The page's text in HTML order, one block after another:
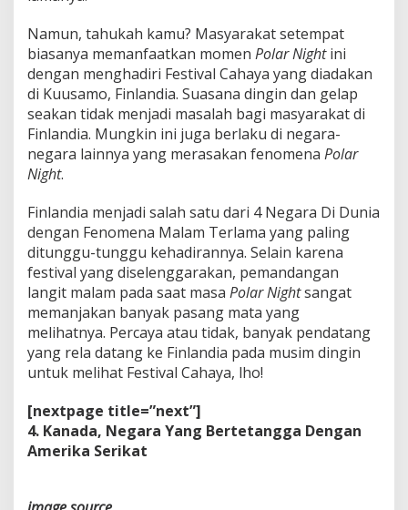
Namun, tahukah kamu? Masyarakat setempat
biasanya memanfaatkan momen Polar Nightini
dengan menghadiri Festival Cahaya yang diadakan
di Kuusamo, Finlandia. Suasana dingin dan gelap
seakan tidak menjadi masalah bagi masyarakat di
Finlandia. Mungkin ini juga berlaku di negara-
negara lainnya yang merasakan fenomena Polar
Night.
Finlandia menjadi salah satu dari 4 Negara Di Dunia
dengan Fenomena Malam Terlama yang paling
ditunggu-tunggu kehadirannya. Selain karena
festival yang diselenggarakan, pemandangan
langit malam pada saat masa Polar Nightsangat
memanjakan banyak pasang mata yang
melihatnya. Percaya atau tidak, banyak pendatang
yang rela datang ke Finlandia pada musim dingin
untuk melihat Festival Cahaya, lho!
[nextpage title=”next”]
4. Kanada, Negara Yang Bertetangga Dengan
Amerika Serikat